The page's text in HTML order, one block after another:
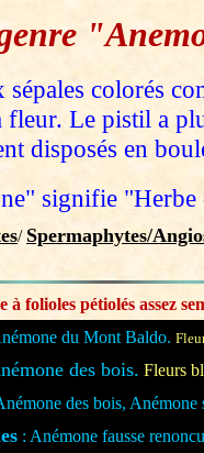
sépales colorés
Le pistil a
disposés en
signifie "Herbe
/ Spermaphytes/
folioles pétiolés assez
du Mont Baldo.
des bois. Fleurs
des bois, Anémone
: Anémone fausse